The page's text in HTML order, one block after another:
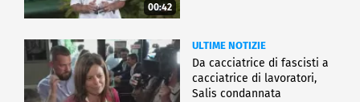
00:42
ULTIME NOTIZIE
Da cacciatrice di fascisti a
cacciatrice di lavoratori,
Salis condannata